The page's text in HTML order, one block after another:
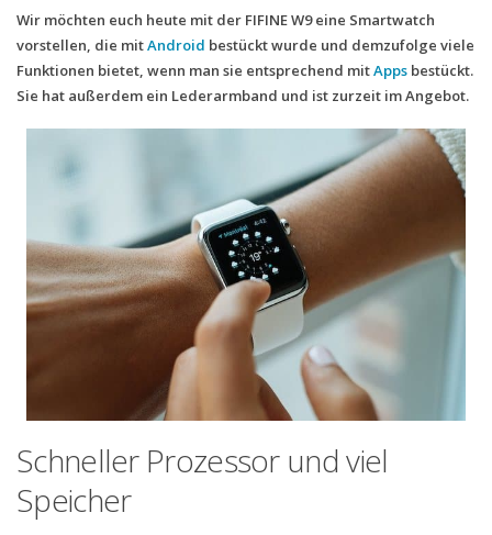
Smartphonetarife
Datentarife
Datentarife
Flatrate-Prepaidtarife
Mobilfunk-Vergleichsrechner
Mobilfunk-Tarifrechner
Flatrate-Datentarife
Wir möchten euch heute mit der FIFINE W9 eine Smartwatch
vorstellen, die mitAndroid bestückt wurde und demzufolge viele
Funktionen bietet, wenn man sie entsprechend mitApps bestückt.
Sie hat außerdem ein Lederarmband und ist zurzeit im Angebot.
Schneller Prozessor und viel
Speicher